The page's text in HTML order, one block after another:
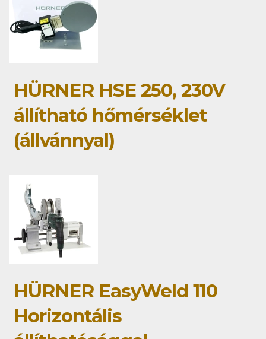
HÜRNER HSE 250, 230V
állítható hőmérséklet
(állvánnyal)
HÜRNER EasyWeld 110
Horizontális